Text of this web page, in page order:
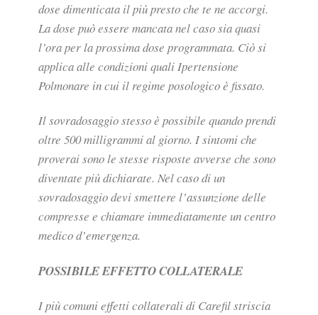
dose dimenticata il più presto che te ne accorgi.
La dose può essere mancata nel caso sia quasi
l’ora per la prossima dose programmata. Ciò si
applica alle condizioni quali Ipertensione
Polmonare in cui il regime posologico è fissato.
Il sovradosaggio stesso è possibile quando prendi
oltre 500 milligrammi al giorno. I sintomi che
proverai sono le stesse risposte avverse che sono
diventate più dichiarate. Nel caso di un
sovradosaggio devi smettere l’assunzione delle
compresse e chiamare immediatamente un centro
medico d’emergenza.
POSSIBILE EFFETTO COLLATERALE
I più comuni effetti collaterali di Carefil striscia